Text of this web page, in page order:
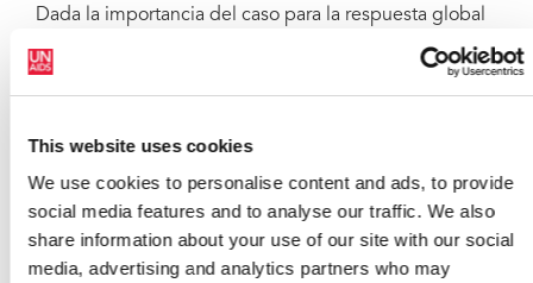
This website uses cookies
We use cookies to personalise content and ads, to provide
social media features and to analyse our traffic. We also
share information about your use of our site with our social
media, advertising and analytics partners who may
Dada la importancia del caso para la respuesta global
al sida, el Secretariado de ONUSIDA participó como
un
(amigo del tribunal). En dicho papel,
ONUSIDA proporcionó datos sobre salud pública y
un mayor acceso a la financiación y a los recursos para
las organizaciones implicadas en los servicios de
prevención, tratamiento, atención y apoyo frente al
VIH con y para los profesionales del sexo. Los puntos
principales que ONUSIDA aportó al Tribunal Supremo